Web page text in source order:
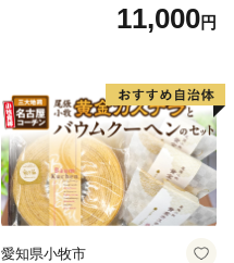
名古屋コーチン カステラ ザ
ラメ 常温 愛知県 小牧市 アン
11,000円
愛知県小牧市